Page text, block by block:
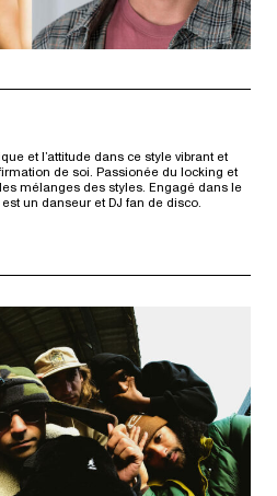
et l’attitude dans ce style vibrant et
de soi. Passionée du locking et
mélanges des styles. Engagé dans le
un danseur et DJ fan de disco.